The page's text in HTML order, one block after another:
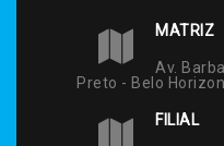
MATRIZ
Av.
Preto - Belo
FILIAL